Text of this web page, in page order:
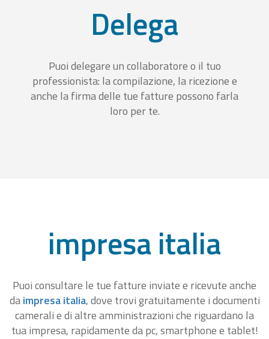
Delega
Puoi delegare un collaboratore o il tuo
professionista: la compilazione, la ricezione e
anche la firma delle tue fatture possono farla
loro per te.
impresa italia
Puoi consultare le tue fatture inviate e ricevute anche
daimpresa italia, dove trovi gratuitamente i documenti
camerali e di altre amministrazioni che riguardano la
tua impresa, rapidamente da pc, smartphone e tablet!